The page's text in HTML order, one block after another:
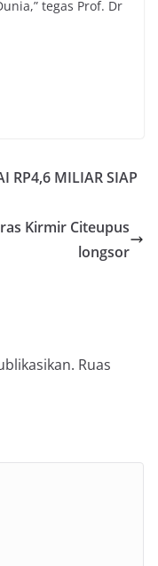
tegas Prof. Dr
RP4,6 MILIAR SIAP
Kirmir Citeupus
longsor
Ruas